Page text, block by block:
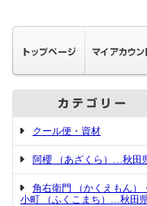
クール便・資材
阿櫻 （あざくら）…秋田
角右衛門 （かくえもん）
小町 （ふくこまち）…秋田